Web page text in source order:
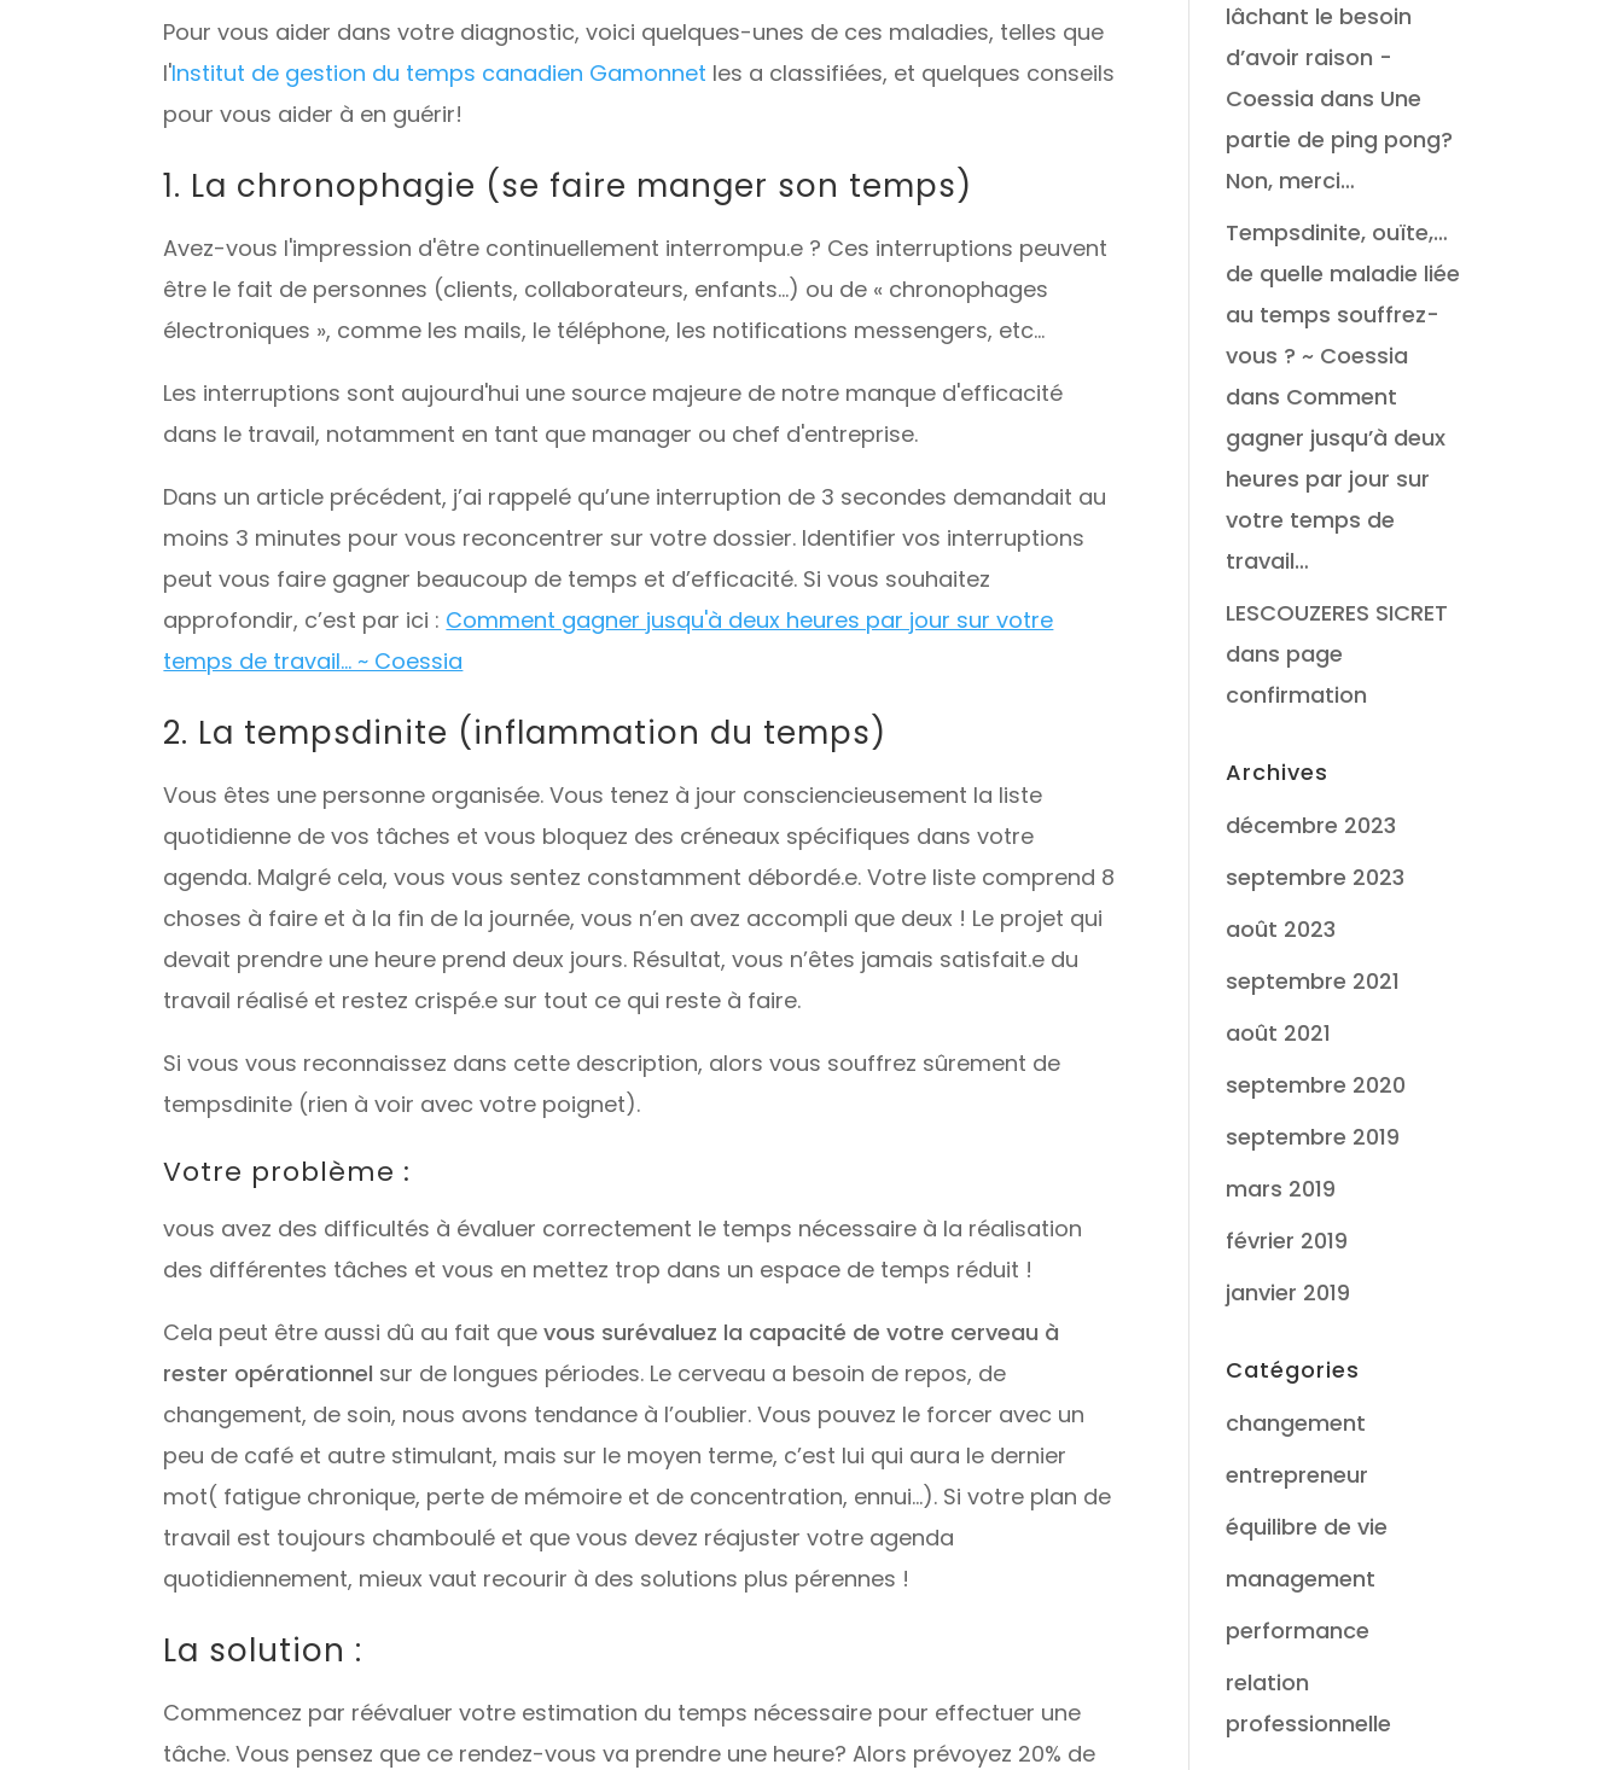
Pour vous aider dans votre diagnostic, voici quelques-unes de ces maladies, telles que
l'Institut de gestion du temps canadien Gamonnet les a classifiées, et quelques conseils
pour vous aider à en guérir!
1. La chronophagie (se faire manger son temps)
Avez-vous l'impression d'être continuellement interrompu.e ? Ces interruptions peuvent
être le fait de personnes (clients, collaborateurs, enfants…) ou de « chronophages
électroniques », comme les mails, le téléphone, les notifications messengers, etc…
Les interruptions sont aujourd'hui une source majeure de notre manque d'efficacité
dans le travail, notamment en tant que manager ou chef d'entreprise.
Dans un article précédent, j’ai rappelé qu’une interruption de 3 secondes demandait au
moins 3 minutes pour vous reconcentrer sur votre dossier. Identifier vos interruptions
peut vous faire gagner beaucoup de temps et d’efficacité. Si vous souhaitez
approfondir, c’est par ici : Comment gagner jusqu'à deux heures par jour sur votre
temps de travail... ~ Coessia
2. La tempsdinite (inflammation du temps)
Vous êtes une personne organisée. Vous tenez à jour consciencieusement la liste
quotidienne de vos tâches et vous bloquez des créneaux spécifiques dans votre
agenda. Malgré cela, vous vous sentez constamment débordé.e. Votre liste comprend 8
choses à faire et à la fin de la journée, vous n’en avez accompli que deux ! Le projet qui
devait prendre une heure prend deux jours. Résultat, vous n’êtes jamais satisfait.e du
travail réalisé et restez crispé.e sur tout ce qui reste à faire.
Si vous vous reconnaissez dans cette description, alors vous souffrez sûrement de
tempsdinite (rien à voir avec votre poignet).
Votre problème :
vous avez des difficultés à évaluer correctement le temps nécessaire à la réalisation
des différentes tâches et vous en mettez trop dans un espace de temps réduit !
Cela peut être aussi dû au fait quevous surévaluez la capacité de votre cerveau à
rester opérationnel sur de longues périodes. Le cerveau a besoin de repos, de
changement, de soin, nous avons tendance à l’oublier. Vous pouvez le forcer avec un
peu de café et autre stimulant, mais sur le moyen terme, c’est lui qui aura le dernier
mot( fatigue chronique, perte de mémoire et de concentration, ennui…). Si votre plan de
travail est toujours chamboulé et que vous devez réajuster votre agenda
quotidiennement, mieux vaut recourir à des solutions plus pérennes !
La solution :
Commencez par réévaluer votre estimation du temps nécessaire pour effectuer une
tâche. Vous pensez que ce rendez-vous va prendre une heure? Alors prévoyez 20% de
lâchant le besoin
d’avoir raison -
Coessia dans Une
partie de ping pong?
Non, merci…
Tempsdinite, ouïte,…
de quelle maladie liée
au temps souffrez-
vous ? ~ Coessia
dans Comment
gagner jusqu’à deux
heures par jour sur
votre temps de
travail…
LESCOUZERES SICRET
dans page
confirmation
Archives
décembre 2023
septembre 2023
août 2023
septembre 2021
août 2021
septembre 2020
septembre 2019
mars 2019
février 2019
janvier 2019
Catégories
changement
entrepreneur
équilibre de vie
management
performance
relation
professionnelle